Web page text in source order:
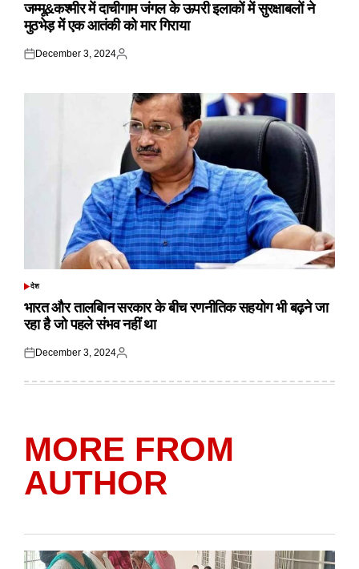
जम्मू&कश्मीर में दाचीगाम जंगल के ऊपरी इलाकों में सुरक्षाबलों ने
मुठभेड़ में एक आतंकी को मार गिराया
Posted
December 3, 2024
Posted
POSTED
देश
भारत और तालबिान सरकार के बीच रणनीतिक सहयोग भी बढ़ने जा
रहा है जो पहले संभव नहीं था
Posted
December 3, 2024
Posted
MORE FROM
AUTHOR